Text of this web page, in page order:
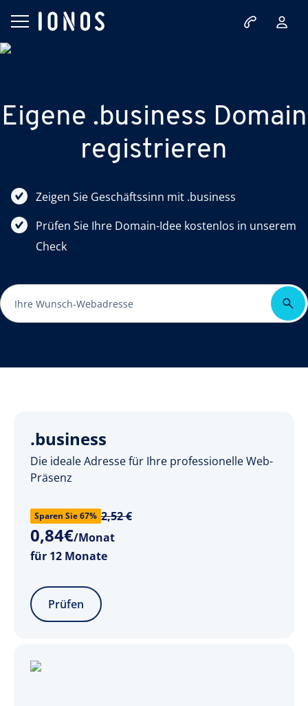
Eigene .business Domain
registrieren
Zeigen Sie Geschäftssinn mit .business
Prüfen Sie Ihre Domain-Idee kostenlos in unserem
Check
.business
Die ideale Adresse für Ihre professionelle Web-
Präsenz
Sparen Sie 67% 2,52 €
0,84€/Monat
für 12 Monate
Prüfen